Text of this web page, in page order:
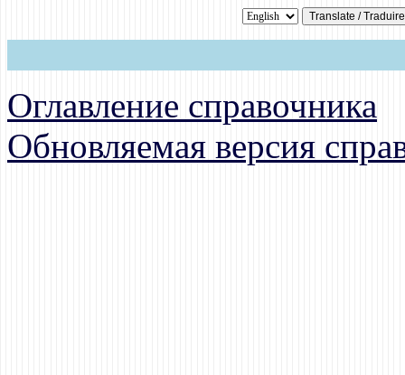
Оглавление справочника
Обновляемая версия